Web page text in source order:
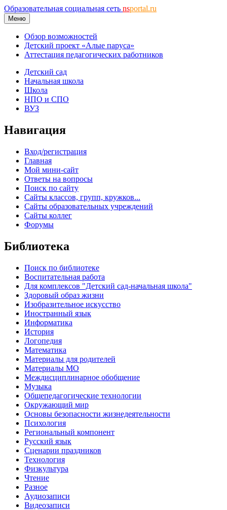
Образовательная социальная сеть nsportal.ru
Меню
Обзор возможностей
Детский проект «Алые паруса»
Аттестация педагогических работников
Детский сад
Начальная школа
Школа
НПО и СПО
ВУЗ
Навигация
Вход/регистрация
Главная
Мой мини-сайт
Ответы на вопросы
Поиск по сайту
Сайты классов, групп, кружков...
Сайты образовательных учреждений
Сайты коллег
Форумы
Библиотека
Поиск по библиотеке
Воспитательная работа
Для комплексов "Детский сад-начальная школа"
Здоровый образ жизни
Изобразительное искусство
Иностранный язык
Информатика
История
Логопедия
Математика
Материалы для родителей
Материалы МО
Междисциплинарное обобщение
Музыка
Общепедагогические технологии
Окружающий мир
Основы безопасности жизнедеятельности
Психология
Региональный компонент
Русский язык
Сценарии праздников
Технология
Физкультура
Чтение
Разное
Аудиозаписи
Видеозаписи